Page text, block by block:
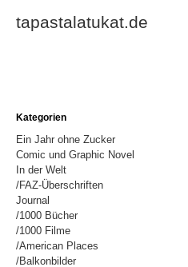
tapastalatukat.de
Kategorien
Ein Jahr ohne Zucker
Comic und Graphic Novel
In der Welt
/FAZ-Überschriften
Journal
/1000 Bücher
/1000 Filme
/American Places
/Balkonbilder